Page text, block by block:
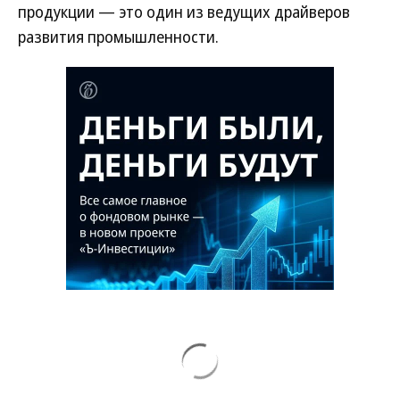
продукции — это один из ведущих драйверов
развития промышленности.